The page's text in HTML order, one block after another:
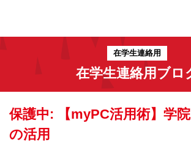
在学生連絡用
在学生連絡用ブロ
保護中: 【myPC活用術】学
の活用